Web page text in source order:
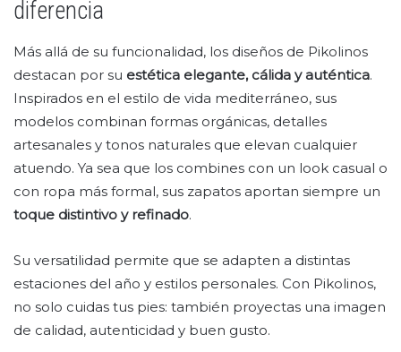
diferencia
Más allá de su funcionalidad, los diseños de Pikolinos
destacan por su estética elegante, cálida y auténtica.
Inspirados en el estilo de vida mediterráneo, sus
modelos combinan formas orgánicas, detalles
artesanales y tonos naturales que elevan cualquier
atuendo. Ya sea que los combines con un look casual o
con ropa más formal, sus zapatos aportan siempre un
toque distintivo y refinado.
Su versatilidad permite que se adapten a distintas
estaciones del año y estilos personales. Con Pikolinos,
no solo cuidas tus pies: también proyectas una imagen
de calidad, autenticidad y buen gusto.